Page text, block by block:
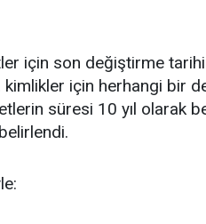
için son değiştirme
kimlikler için herhangi bir
süresi 10 yıl olarak